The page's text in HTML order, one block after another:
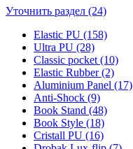
Уточнить раздел (24)
Elastic PU (158)
Ultra PU (28)
Classic pocket (10)
Elastic Rubber (2)
Aluminium Panel (17)
Anti-Shock (9)
Book Stand (48)
Book Style (18)
Cristall PU (16)